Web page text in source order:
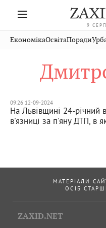
9
Івано-
Франківськ
Волинь
Рівне
Чернівці
Стрий
ЕкономікаОсвітаПоради
09:26 12-09-2024
На Львівщині 24-річний
в'язниці за п'яну ДТП, в
МАТЕРІАЛИ
ОСІБ
ZAXID.NET